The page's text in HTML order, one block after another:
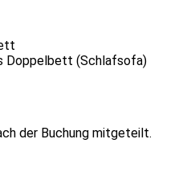
Doppelbett (Schlafsofa)
der Buchung mitgeteilt.